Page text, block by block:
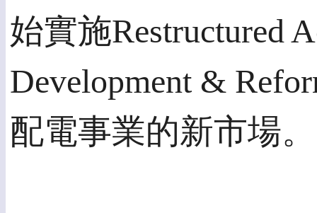
始實施Restructured
Development &
配電事業的新市場。